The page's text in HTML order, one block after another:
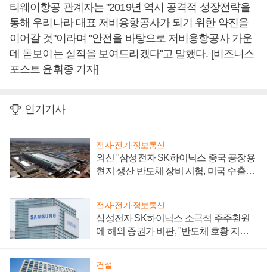
티웨이항공 관계자는 "2019년 역시 공격적 성장전략을
통해 우리나라 대표 저비용항공사가 되기 위한 약진을
이어갈 것"이라며 "안전을 바탕으로 저비용항공사 가운
데 돋보이는 실적을 보여드리겠다"고 말했다. [비즈니스
포스트 윤휘종 기자]
인기기사
전자·전기·정보통신
외신 "삼성전자 SK하이닉스 중국 공장용
현지 생산 반도체 장비 시험, 미국 수출통
전자·전기·정보통신
삼성전자 SK하이닉스 소극적 주주환원
에 해외 증권가 비판, "반도체 호황 지속
건설